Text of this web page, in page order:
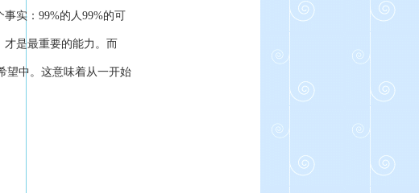
实：99%的人99%的可
是最重要的能力。而
望中。这意味着从一开始